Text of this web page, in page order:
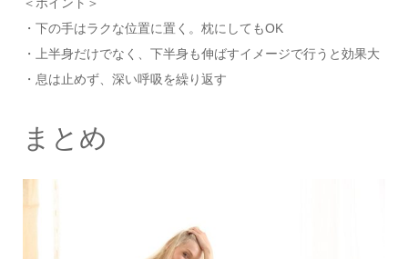
・下の手はラクな位置に置く。枕にしてもOK
・上半身だけでなく、下半身も伸ばすイメージで行うと効果大
・息は止めず、深い呼吸を繰り返す
まとめ